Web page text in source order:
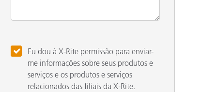
Eu dou à X-Rite permissão para enviar-
me informações sobre seus produtos e
serviços e os produtos e serviços
relacionados das filiais da X-Rite.